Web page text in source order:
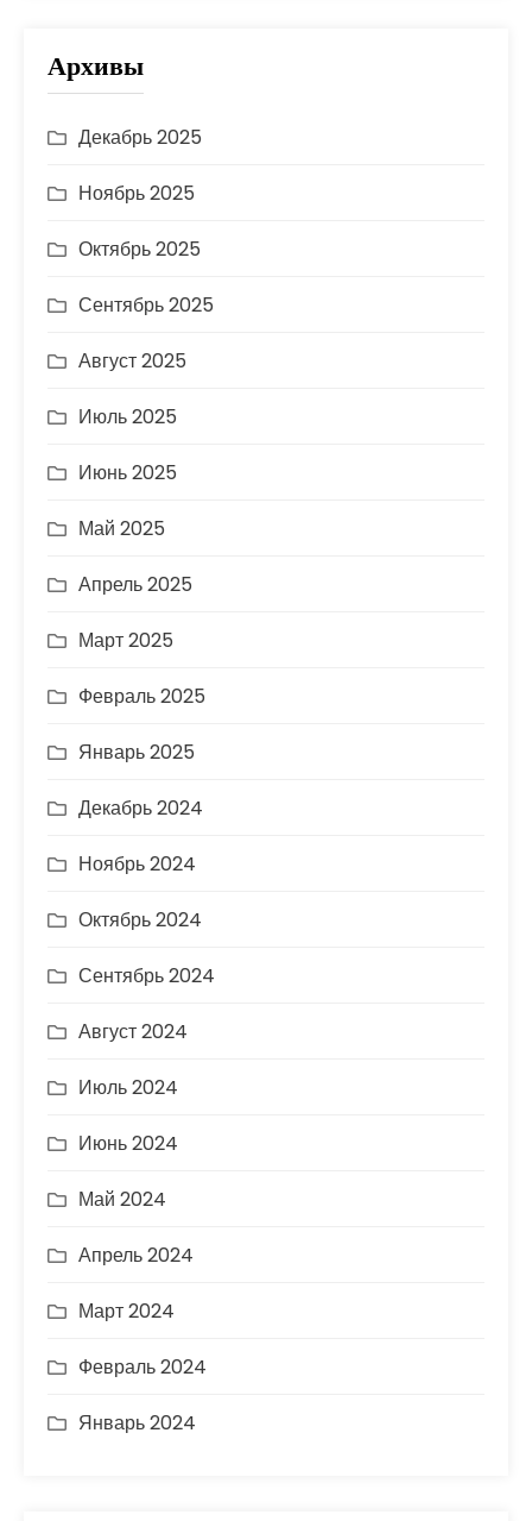
Архивы
Декабрь 2025
Ноябрь 2025
Октябрь 2025
Сентябрь 2025
Август 2025
Июль 2025
Июнь 2025
Май 2025
Апрель 2025
Март 2025
Февраль 2025
Январь 2025
Декабрь 2024
Ноябрь 2024
Октябрь 2024
Сентябрь 2024
Август 2024
Июль 2024
Июнь 2024
Май 2024
Апрель 2024
Март 2024
Февраль 2024
Январь 2024